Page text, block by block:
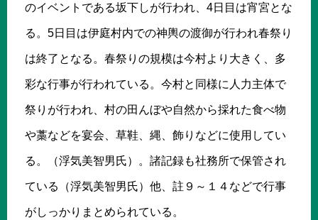
のイベントである坂下しが行われ、4日目は宵宮とな
る。5日目は伊庭村内での神輿の渡御が行われ春祭り
は終了となる。春祭りの規模は今村より大きく、多
彩な行事が行われている。今村と同様に人力主体で
祭りが行われ、村の田んぼや自然から採れた食べ物
や藁などを宴会、草鞋、縄、飾りなどに使用してい
る。（浮気美智男氏）。諸記録も社務所で保管され
ている（浮気美智男氏）他、註９～１４などで行事
がしっかりまとめられている。